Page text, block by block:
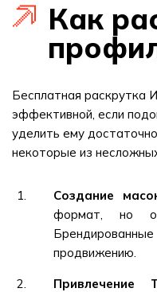
Как
Бесплатная раскрутка
эффективной, если
уделить ему
некоторые из
Создание
формат, но
продвижению.
Привлечение